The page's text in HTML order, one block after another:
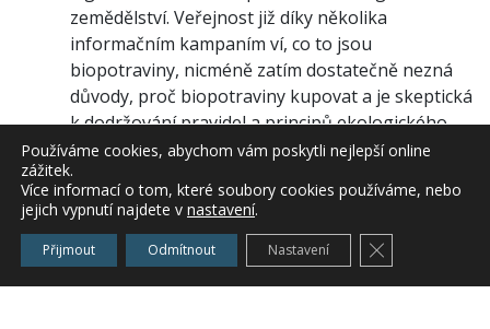
zemědělství. Veřejnost již díky několika
informačním kampaním ví, co to jsou
biopotraviny, nicméně zatím dostatečně nezná
důvody, proč biopotraviny kupovat a je skeptická
k dodržování pravidel a principů ekologického
zemědělství. Organizátoři kampaně, společnost
Green marketing a komunikační agentura
Outcomm, využijí sloganu „BIO – důvěřujte
přírodě… a ona vám to vrátí" k ujištění
spotřebitelů, že biopotravinám mohou
Používáme cookies, abychom vám poskytli nejlepší online
zážitek.
Více informací o tom, které soubory cookies používáme, nebo
jejich vypnutí najdete v nastavení.
Přijmout Odmítnout Nastavení Zavřít cookie